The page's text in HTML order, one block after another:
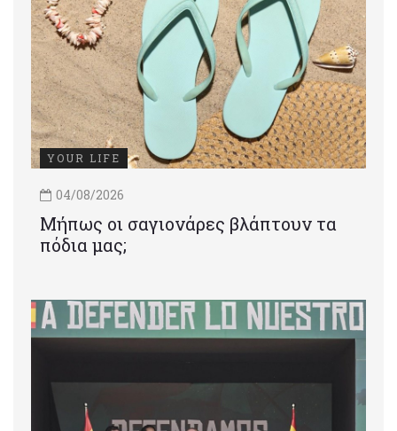
YOUR LIFE
04/08/2026
Μήπως οι σαγιονάρες βλάπτουν τα
πόδια μας;